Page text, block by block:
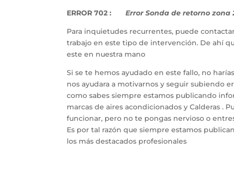
ERROR 702 : Error Sonda de retorno
Para inquietudes recurrentes, puede
trabajo en este tipo de intervención. De ahí
este en nuestra mano
Si se te hemos ayudado en este fallo, no
nos ayudara a motivarnos y seguir subiendo
como sabes siempre estamos publicando
marcas de aires acondicionados y Calderas .
funcionar, pero no te pongas nervioso o
Es por tal razón que siempre estamos
los más destacados profesionales